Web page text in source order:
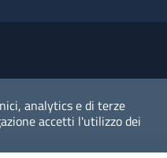
analytics e di terze
accetti l'utilizzo dei
personale